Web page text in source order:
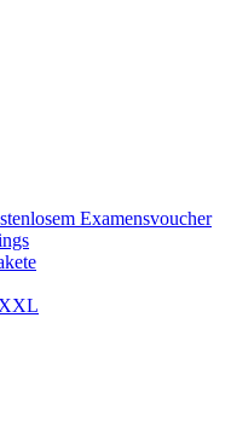
Examensvoucher
XXL